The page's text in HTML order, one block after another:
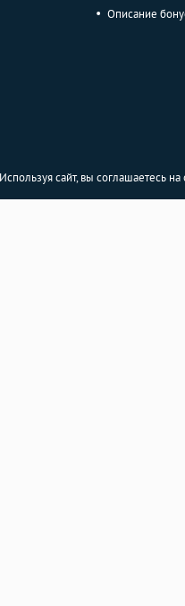
Описание
Используя сайт, вы соглашаетесь